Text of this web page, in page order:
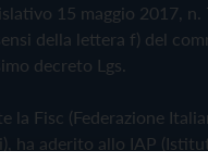
15 maggio 2017, n.
della lettera f) del
decreto Lgs.
la Fisc (Federazione
ha aderito allo IAP